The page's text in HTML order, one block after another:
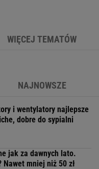
WIĘCEJ TEMATÓW
NAJNOWSZE
i wentylatory najlepsze
dobre do sypialni
jak za dawnych lato.
Nawet mniej niż 50 zł